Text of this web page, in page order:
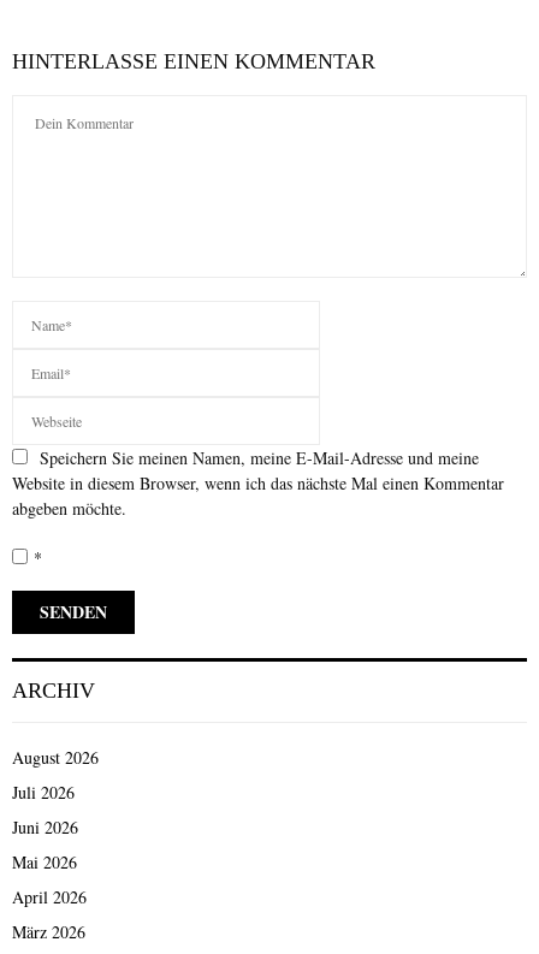
HINTERLASSE EINEN KOMMENTAR
Speichern Sie meinen Namen, meine E-Mail-Adresse und meine
Website in diesem Browser, wenn ich das nächste Mal einen Kommentar
abgeben möchte.
*
ARCHIV
August 2026
Juli 2026
Juni 2026
Mai 2026
April 2026
März 2026